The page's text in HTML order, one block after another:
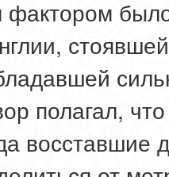
полагал,